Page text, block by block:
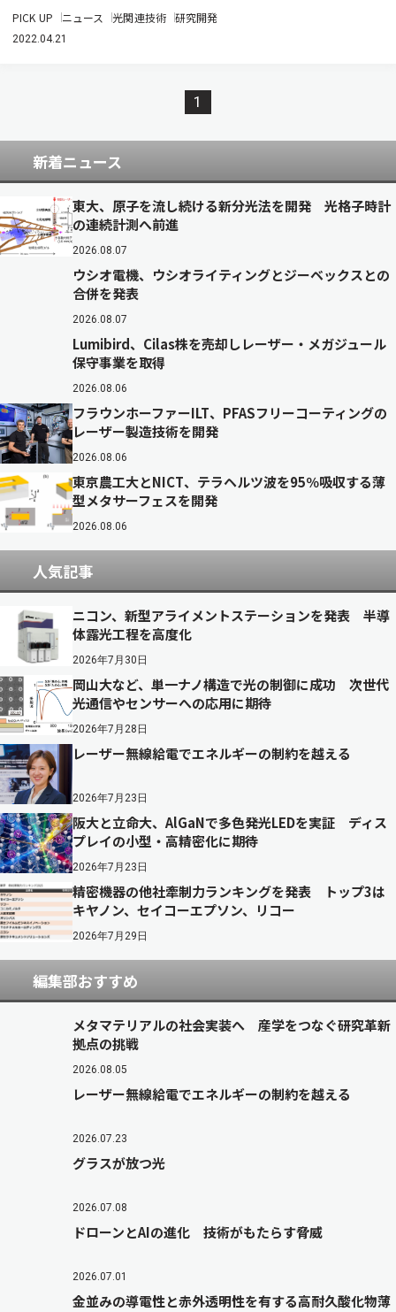
PICK UP ニュース 光関連技術 研究開発
2022.04.21
1
新着ニュース
東大、原子を流し続ける新分光法を開発 光格子時計
の連続計測へ前進
2026.08.07
ウシオ電機、ウシオライティングとジーベックスとの
合併を発表
2026.08.07
Lumibird、Cilas株を売却しレーザー・メガジュール
保守事業を取得
2026.08.06
フラウンホーファーILT、PFASフリーコーティングの
レーザー製造技術を開発
2026.08.06
東京農工大とNICT、テラヘルツ波を95％吸収する薄
型メタサーフェスを開発
2026.08.06
人気記事
ニコン、新型アライメントステーションを発表 半導
体露光工程を高度化
2026年7月30日
岡山大など、単一ナノ構造で光の制御に成功 次世代
光通信やセンサーへの応用に期待
2026年7月28日
レーザー無線給電でエネルギーの制約を越える
2026年7月23日
阪大と立命大、AlGaNで多色発光LEDを実証 ディス
プレイの小型・高精密化に期待
2026年7月23日
精密機器の他社牽制力ランキングを発表 トップ3は
キヤノン、セイコーエプソン、リコー
2026年7月29日
編集部おすすめ
メタマテリアルの社会実装へ 産学をつなぐ研究革新
拠点の挑戦
2026.08.05
レーザー無線給電でエネルギーの制約を越える
2026.07.23
グラスが放つ光
2026.07.08
ドローンとAIの進化 技術がもたらす脅威
2026.07.01
金並みの導電性と赤外透明性を有する高耐久酸化物薄